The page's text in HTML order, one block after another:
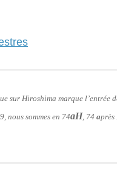
sur Hiroshima marque l’entrée
nous sommes en 74aH , 74 après